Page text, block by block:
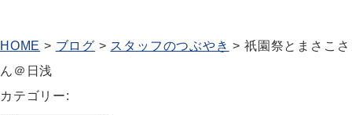
HOME > ブログ > スタッフのつぶやき >祇園祭とまさこさ
ん＠日浅
カテゴリー: